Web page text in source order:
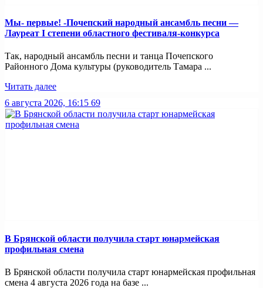
Мы- первые! -Почепский народный ансамбль песни —
Лауреат I степени областного фестиваля-конкурса
Так, народный ансамбль песни и танца Почепского
Районного Дома культуры (руководитель Тамара ...
Читать далее
6 августа 2026, 16:15 69
В Брянской области получила старт юнармейская
профильная смена
В Брянской области получила старт юнармейская профильная
смена 4 августа 2026 года на базе ...